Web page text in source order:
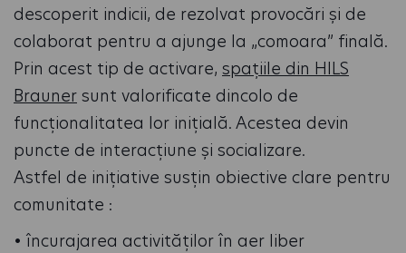
descoperit indicii, de rezolvat provocări și de
colaborat pentru a ajunge la „comoara” finală.
Prin acest tip de activare, spațiile din HILS
Brauner sunt valorificate dincolo de
funcționalitatea lor inițială. Acestea devin
puncte de interacțiune și socializare.
Astfel de inițiative susțin obiective clare pentru
comunitate :
• încurajarea activităților în aer liber